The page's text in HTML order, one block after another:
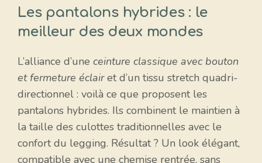
Les pantalons hybrides : le
meilleur des deux mondes
L’alliance d’une ceinture classique avec bouton
et fermeture éclairet d’un tissu stretch quadri-
directionnel : voilà ce que proposent les
pantalons hybrides. Ils combinent le maintien à
la taille des culottes traditionnelles avec le
confort du legging. Résultat ? Un look élégant,
compatible avec une chemise rentrée, sans